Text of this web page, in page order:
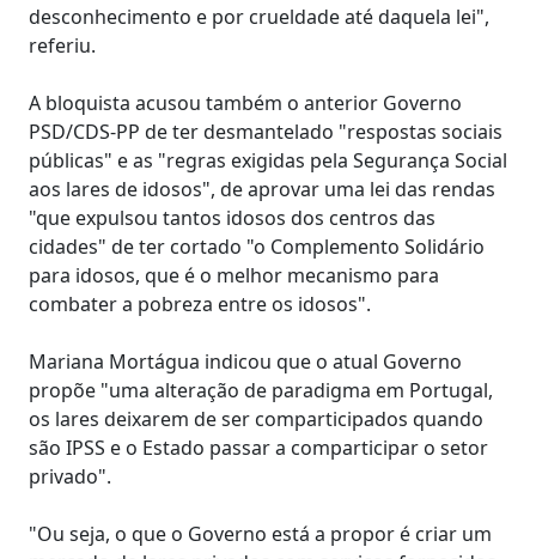
desconhecimento e por crueldade até daquela lei",
referiu.
A bloquista acusou também o anterior Governo
PSD/CDS-PP de ter desmantelado "respostas sociais
públicas" e as "regras exigidas pela Segurança Social
aos lares de idosos", de aprovar uma lei das rendas
"que expulsou tantos idosos dos centros das
cidades" de ter cortado "o Complemento Solidário
para idosos, que é o melhor mecanismo para
combater a pobreza entre os idosos".
Mariana Mortágua indicou que o atual Governo
propõe "uma alteração de paradigma em Portugal,
os lares deixarem de ser comparticipados quando
são IPSS e o Estado passar a comparticipar o setor
privado".
"Ou seja, o que o Governo está a propor é criar um